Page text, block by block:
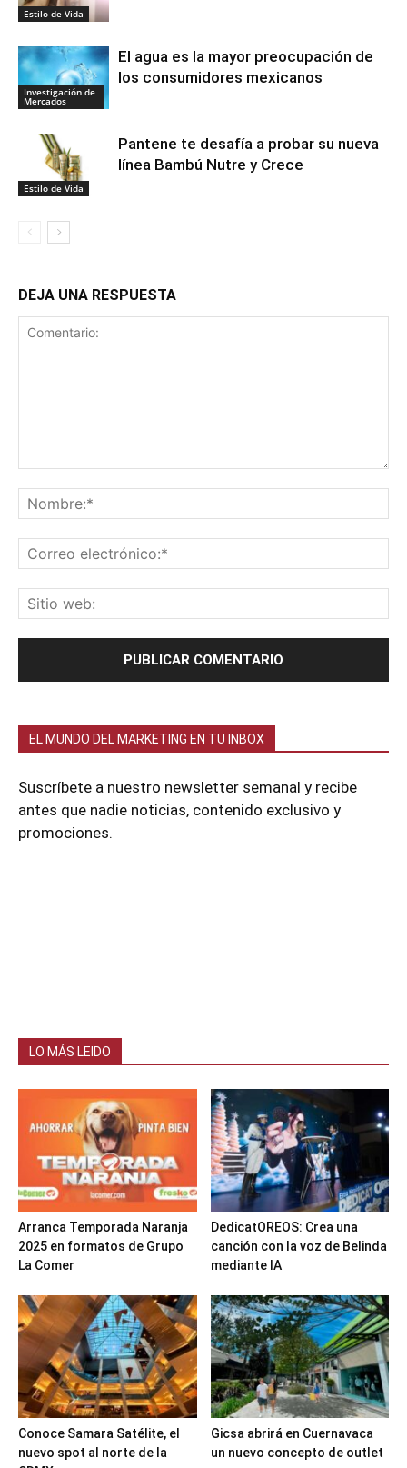
Estilo de Vida
Investigación de
Mercados
El agua es la mayor preocupación de
los consumidores mexicanos
Estilo de Vida
Pantene te desafía a probar su nueva
línea Bambú Nutre y Crece
DEJA UNA RESPUESTA
EL MUNDO DEL MARKETING EN TU INBOX
Suscríbete a nuestro newsletter semanal y recibe
antes que nadie noticias, contenido exclusivo y
promociones.
LO MÁS LEIDO
Arranca Temporada Naranja
2025 en formatos de Grupo
La Comer
DedicatOREOS: Crea una
canción con la voz de Belinda
mediante IA
Conoce Samara Satélite, el
nuevo spot al norte de la
Gicsa abrirá en Cuernavaca
un nuevo concepto de outlet